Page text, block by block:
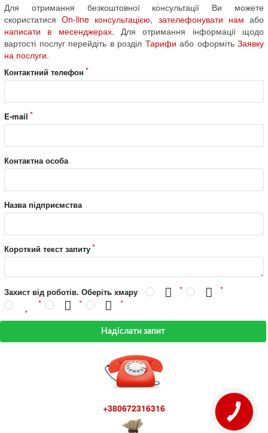
Для отримання безкоштовної консультації Ви можете
скористатисяOn-line консультацією, зателефонувати нам або
написати в месенджерах. Для отримання інформації щодо
вартості послуг перейдіть в розділ Тарифи або оформіть Заявку
на послуги.
Контактний телефон
E-mail
Контактна особа
Назва підприємства
Короткий текст запиту
Захист від роботів. Оберіть хмару
Надіслати запит
+380672316316
КНОПКА
ЗВ'ЯЗКУ